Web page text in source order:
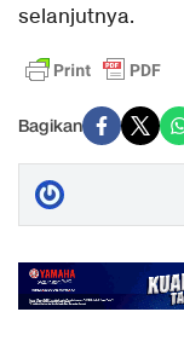
selanjutnya.
Bagikan